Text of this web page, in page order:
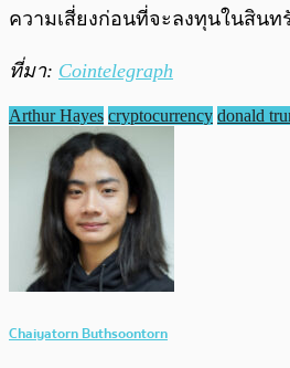
ความเสี่ยงก่อนที่จะลงทุนในสินท
ที่มา: Cointelegraph
Arthur Hayes cryptocurrency donald
Chaiyatorn Buthsoontorn